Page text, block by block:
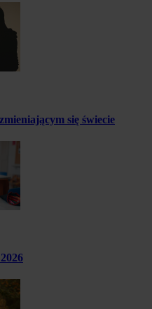
się świecie